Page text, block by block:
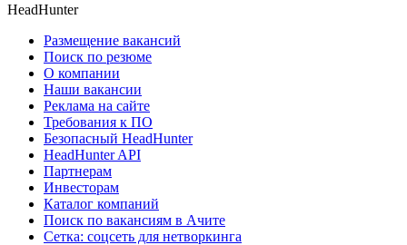
HeadHunter
Размещение вакансий
Поиск по резюме
О компании
Наши вакансии
Реклама на сайте
Требования к ПО
Безопасный HeadHunter
HeadHunter API
Партнерам
Инвесторам
Каталог компаний
Поиск по вакансиям в Ачите
Сетка: соцсеть для нетворкинга